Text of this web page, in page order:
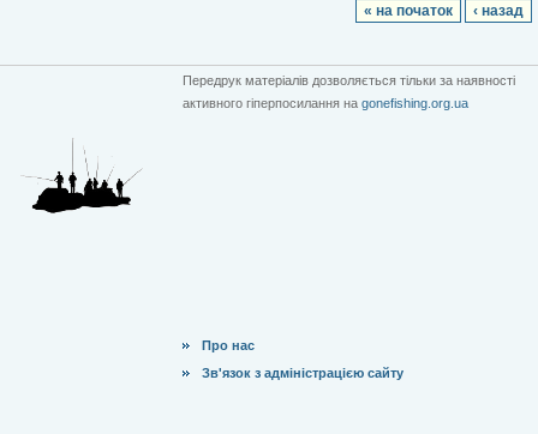
« на початок ‹ назад
Передрук матеріалів дозволяється тільки за наявності
активного гіперпосилання на gonefishing.org.ua
Про нас
Зв'язок з адміністрацією сайту